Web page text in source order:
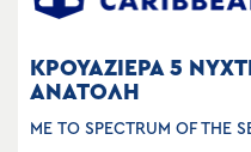
ΚΡΟΥΑΖΙΕΡΑ 5
ΑΝΑΤΟΛΗ
ΜΕ ΤΟ SPECTRUM OF THE